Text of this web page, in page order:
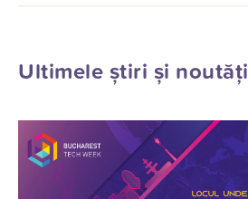
Ultimele știri și noutăți